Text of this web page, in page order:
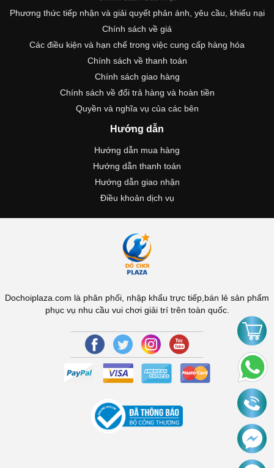
Phương thức tiếp nhận và giải quyết phản ánh, yêu cầu, khiếu nại
Chính sách về giá
Các điều kiện và hạn chế trong việc cung cấp hàng hóa
Chính sách về thanh toán
Chính sách giao hàng
Chính sách về đổi trả hàng và hoàn tiền
Quyền và nghĩa vụ của các bên
Hướng dẫn
Hướng dẫn mua hàng
Hướng dẫn thanh toán
Hướng dẫn giao nhận
Điều khoản dịch vụ
Dochoiplaza.com là phân phối, nhập khẩu trực tiếp,bán lẻ sản phẩm
phục vụ nhu cầu vui chơi giải trí trên toàn quốc.